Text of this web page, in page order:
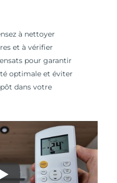
à nettoyer
et à vérifier
pour garantir
optimale et éviter
dans votre